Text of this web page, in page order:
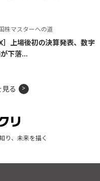
株マスターへの道
］上場後初の決算発表、数字
下落...
る
り、未来を描く